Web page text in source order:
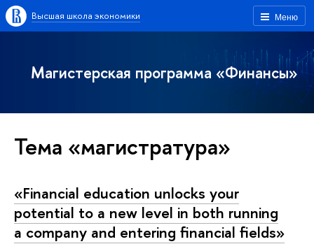
Меню
Высшая школа экономики
Магистерская программа «Финансы»
Тема «магистратура»
«Financial education unlocks your
potential to a new level in both running
a company and entering financial fields»